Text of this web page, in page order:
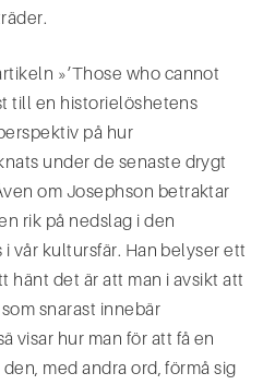
»’Those who cannot
till en historielös­hetens
på hur
under de senaste drygt
om Josephson betraktar
rik på nedslag i den
vår kultursfär. Han belyser ett
hänt det är att man i avsikt att
snarast innebär
visar hur man för att få en
med andra ord, förmå sig